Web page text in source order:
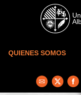
Skip to main content
QUIENES SOMOS